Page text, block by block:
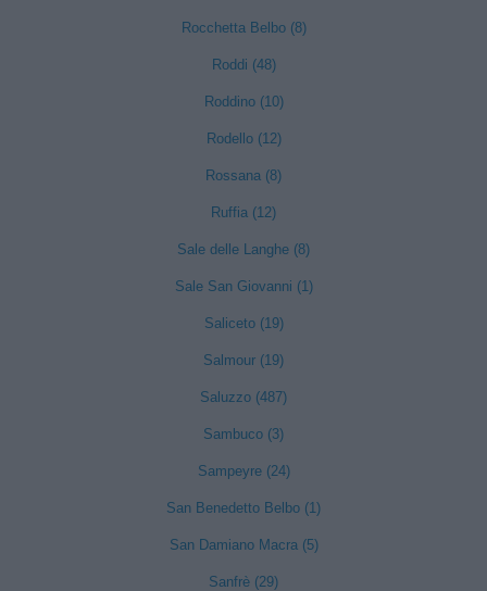
Rocchetta Belbo (8)
Roddi (48)
Roddino (10)
Rodello (12)
Rossana (8)
Ruffia (12)
Sale delle Langhe (8)
Sale San Giovanni (1)
Saliceto (19)
Salmour (19)
Saluzzo (487)
Sambuco (3)
Sampeyre (24)
San Benedetto Belbo (1)
San Damiano Macra (5)
Sanfrè (29)